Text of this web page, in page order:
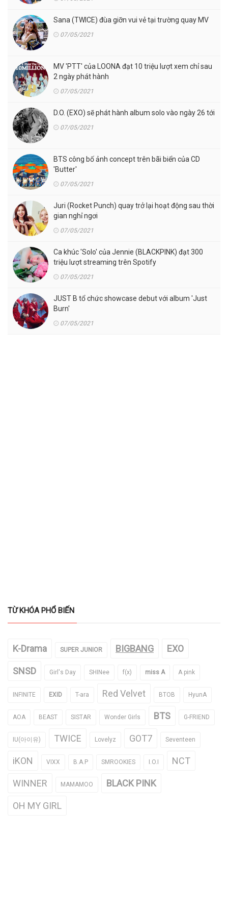
Sana (TWICE) đùa giỡn vui vẻ tại trường quay MV
07/05/2021
MV 'PTT' của LOONA đạt 10 triệu lượt xem chỉ sau
2 ngày phát hành
07/05/2021
D.O. (EXO) sẽ phát hành album solo vào ngày 26 tới
07/05/2021
BTS công bố ảnh concept trên bãi biển của CD
'Butter'
07/05/2021
Juri (Rocket Punch) quay trở lại hoạt động sau thời
gian nghỉ ngơi
07/05/2021
Ca khúc 'Solo' của Jennie (BLACKPINK) đạt 300
triệu lượt streaming trên Spotify
07/05/2021
JUST B tổ chức showcase debut với album 'Just
Burn'
07/05/2021
TỪ KHÓA PHỔ BIẾN
K-Drama SUPER JUNIOR BIGBANG EXO
SNSD Girl's Day SHINee f(x) miss A A pink
INFINITE EXID T-ara Red Velvet BTOB HyunA
AOA BEAST SISTAR Wonder Girls BTS G-FRIEND
IU(아이유) TWICE Lovelyz GOT7 Seventeen
iKON VIXX B.A.P SMROOKIES I.O.I NCT
WINNER MAMAMOO BLACK PINK
OH MY GIRL